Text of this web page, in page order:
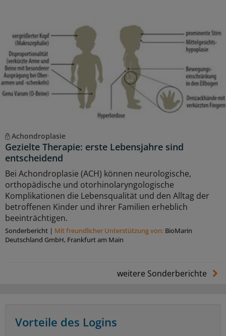
Achondroplasie
Gezielte Therapie: erste Lebensjahre sind
entscheidend
Bei Achondroplasie (ACH) können neurologische,
orthopädische und otorhinolaryngologische
Komplikationen die Lebensqualität und den Alltag der
betroffenen Kinder und ihrer Familien erheblich
beeinträchtigen.
Sonderbericht | Mit freundlicher Unterstützung von: BioMarin
Deutschland GmbH, Frankfurt am Main
weitere Sonderberichte
Vorteile des Logins